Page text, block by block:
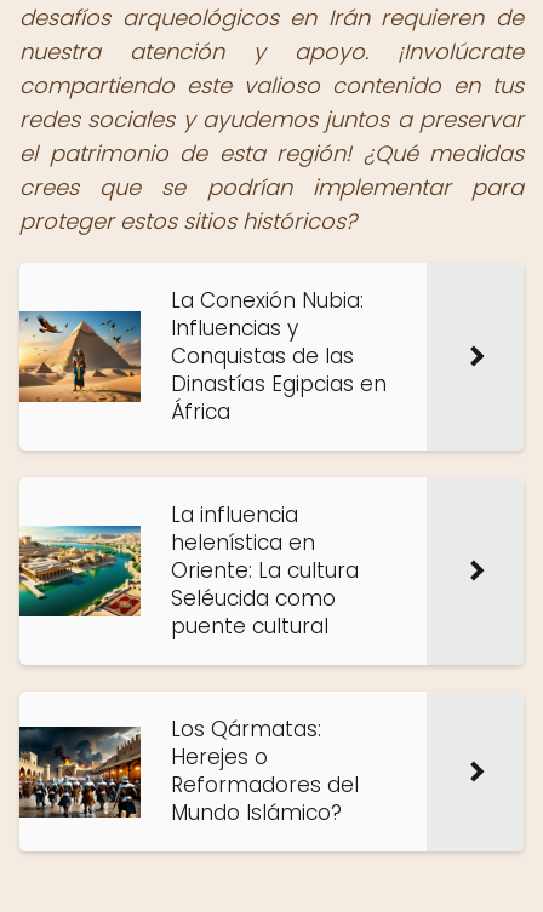
desafíos arqueológicos en Irán requieren de
nuestra atención y apoyo. ¡Involúcrate
compartiendo este valioso contenido en tus
redes sociales y ayudemos juntos a preservar
el patrimonio de esta región! ¿Qué medidas
crees que se podrían implementar para
proteger estos sitios históricos?
La Conexión Nubia:
Influencias y
Conquistas de las
Dinastías Egipcias en
África
La influencia
helenística en
Oriente: La cultura
Seléucida como
puente cultural
Los Qármatas:
Herejes o
Reformadores del
Mundo Islámico?